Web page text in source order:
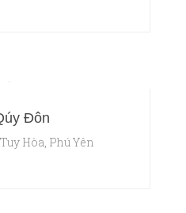
Đôn
Hòa, Phú Yên